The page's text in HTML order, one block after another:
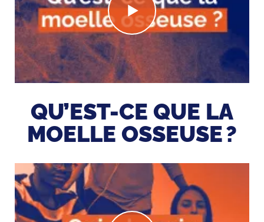
QU’EST-CE QUE LA
MOELLE OSSEUSE ?